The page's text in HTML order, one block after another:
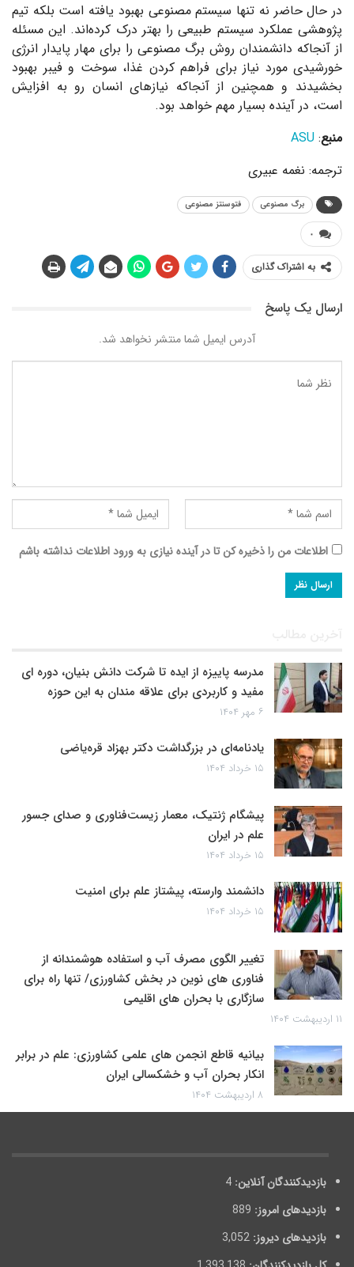
در حال حاضر نه تنها سیستم مصنوعی بهبود یافته است بلکه تیم
پژوهشی عملکرد سیستم طبیعی را بهتر درک کرده‌اند. این مسئله
از آنجاکه دانشمندان روش برگ مصنوعی را برای مهار پایدار انرژی
خورشیدی مورد نیاز برای فراهم کردن غذا، سوخت و فیبر بهبود
بخشیدند و همچنین از آنجاکه نیازهای انسان رو به افزایش
است، در آینده بسیار مهم خواهد بود.
منبع:
ASU
ترجمه: نغمه عبیری
برگ مصنوعی فتوسنتز مصنوعی
۰
به اشتراک گذاری
ارسال یک پاسخ
آدرس ایمیل شما منتشر نخواهد شد.
اطلاعات من را ذخیره کن تا در آینده نیازی به ورود اطلاعات نداشته باشم
آخرین مطالب
مدرسه پاییزه از ایده تا شرکت دانش بنیان، دوره ای
مفید و کاربردی برای علاقه مندان به این حوزه
۶ مهر ۱۴۰۴
یادنامه‌ای در بزرگداشت دکتر بهزاد قره‌یاضی
۱۵ خرداد ۱۴۰۴
پیشگام ژنتیک، معمار زیست‌فناوری و صدای جسور
علم در ایران
۱۵ خرداد ۱۴۰۴
دانشمند وارسته، پیشتاز علم برای امنیت
۱۵ خرداد ۱۴۰۴
تغییر الگوی مصرف آب و استفاده هوشمندانه از
فناوری های نوین در بخش کشاورزی/ تنها راه برای
سازگاری با بحران های اقلیمی
۱۱ اردیبهشت ۱۴۰۴
بیانیه قاطع انجمن های علمی کشاورزی: علم در برابر
انکار بحران آب و خشکسالی ایران
۸ اردیبهشت ۱۴۰۴
بازدیدکنندگان آنلاین: 4
بازدیدهای امروز: 889
بازدیدهای دیروز: 3,052